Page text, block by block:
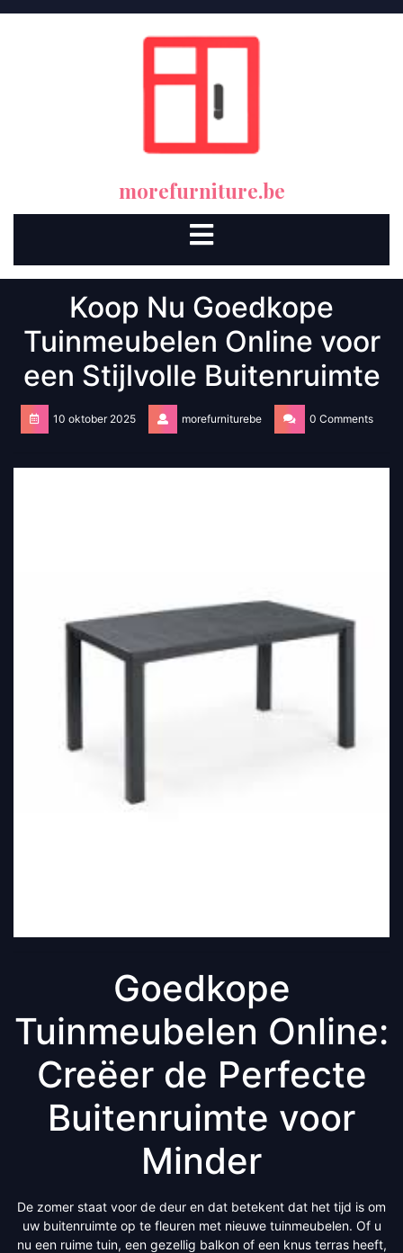
morefurniture.be
Open
Button
Koop Nu Goedkope
Tuinmeubelen Online voor
een Stijlvolle Buitenruimte
10 oktober 2025 morefurniturebe 0 Comments
Goedkope
Tuinmeubelen Online:
Creëer de Perfecte
Buitenruimte voor
Minder
De zomer staat voor de deur en dat betekent dat het tijd is om
uw buitenruimte op te fleuren met nieuwe tuinmeubelen. Of u
nu een ruime tuin, een gezellig balkon of een knus terras heeft,